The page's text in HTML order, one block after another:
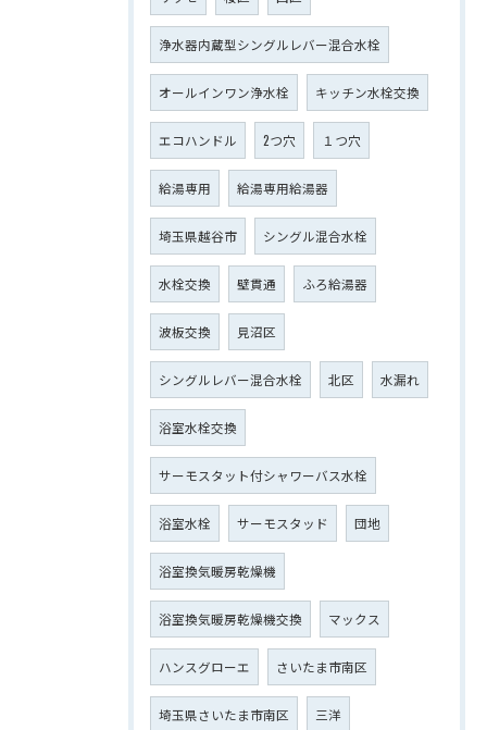
浄水器内蔵型シングルレバー混合水栓
オールインワン浄水栓 キッチン水栓交換
エコハンドル 2つ穴 １つ穴
給湯専用 給湯専用給湯器
埼玉県越谷市 シングル混合水栓
水栓交換 壁貫通 ふろ給湯器
波板交換 見沼区
シングルレバー混合水栓 北区 水漏れ
浴室水栓交換
サーモスタット付シャワーバス水栓
浴室水栓 サーモスタッド 団地
浴室換気暖房乾燥機
浴室換気暖房乾燥機交換 マックス
ハンスグローエ さいたま市南区
埼玉県さいたま市南区 三洋